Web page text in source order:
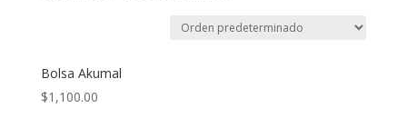
Bolsa Akumal
$1,100.00